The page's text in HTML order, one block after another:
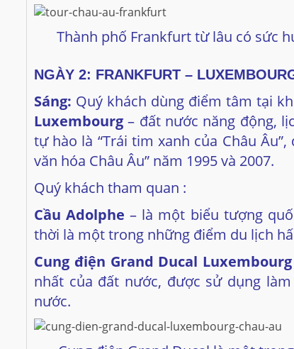
Thành phố Frankfurt từ lâu có sức
NGÀY 2: FRANKFURT –
Sáng: Quý khách dùng điểm tâm tại
Luxembourg – đất nước năng động,
tự hào là “Trái tim xanh của Châu
văn hóa Châu Âu” năm 1995 và 2007.
Quý khách tham quan :
Cầu Adolphe– là một biểu tượng
thời là một trong những điểm du lịch
Cung điện Grand Ducal Luxembourg
nhất của đất nước, được sử dụng
nước.